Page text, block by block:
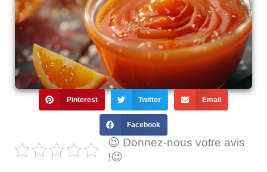
Pinterest Twitter Email
Facebook
😉 Donnez-nous votre avis
!😉